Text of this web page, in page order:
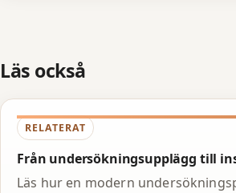
Läs också
RELATERAT
Från undersökningsupplägg till
Läs hur en modern